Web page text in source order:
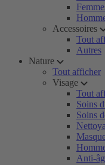
Accessoires
Tout
Autres
Nature
Tout afficher
Visage
Tout
Soins
Soins
Anti-